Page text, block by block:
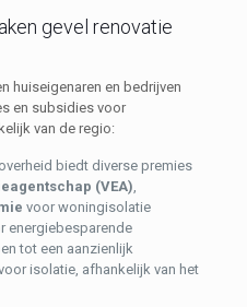
gevel renovatie
huiseigenaren en bedrijven
en subsidies voor
van de regio:
biedt diverse premies
(VEA),
voor woningisolatie
energiebesparende
tot een aanzienlijk
isolatie, afhankelijk van het